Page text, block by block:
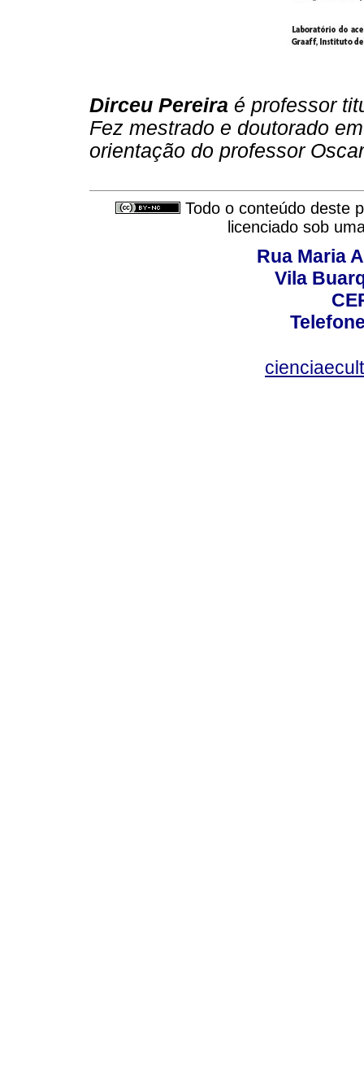
Dirceu Pereira é professor
Fez mestrado e doutorado
orientação do professor
Todo o conteúdo deste
licenciado sob
Rua Maria
Vila